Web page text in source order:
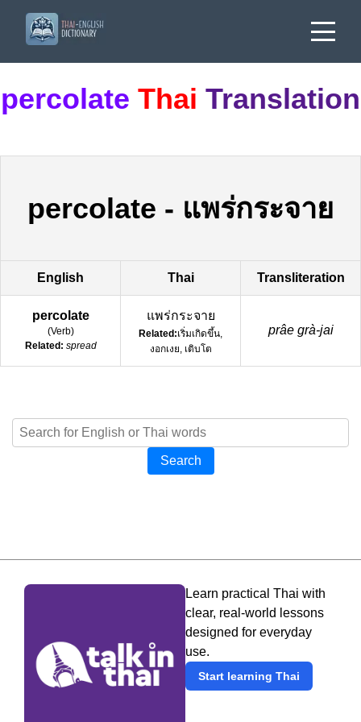
percolate Thai Translation
percolate - แพร่กระจาย
English Thai Transliteration
percolate
(Verb)
Related: spread
แพร่กระจาย
Related:เริ่มเกิดขึ้น,
งอกเงย, เติบโต
prâe grà-jai
Search
Learn practical Thai with
clear, real-world lessons
designed for everyday
use.
Start learning Thai